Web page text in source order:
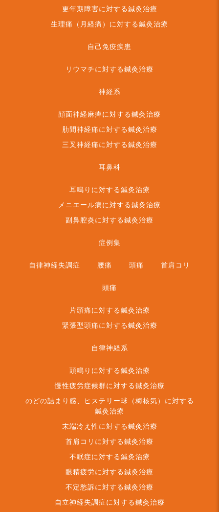
更年期障害に対する鍼灸治療
生理痛（月経痛）に対する鍼灸治療
自己免疫疾患
リウマチに対する鍼灸治療
神経系
顔面神経麻痺に対する鍼灸治療
肋間神経痛に対する鍼灸治療
三叉神経痛に対する鍼灸治療
耳鼻科
耳鳴りに対する鍼灸治療
メニエール病に対する鍼灸治療
副鼻腔炎に対する鍼灸治療
症例集
自律神経失調症 腰痛 頭痛 首肩コリ
頭痛
片頭痛に対する鍼灸治療
緊張型頭痛に対する鍼灸治療
自律神経系
頭鳴りに対する鍼灸治療
慢性疲労症候群に対する鍼灸治療
のどの詰まり感、ヒステリー球（梅核気）に対する
鍼灸治療
末端冷え性に対する鍼灸治療
首肩コリに対する鍼灸治療
不眠症に対する鍼灸治療
眼精疲労に対する鍼灸治療
不定愁訴に対する鍼灸治療
自立神経失調症に対する鍼灸治療